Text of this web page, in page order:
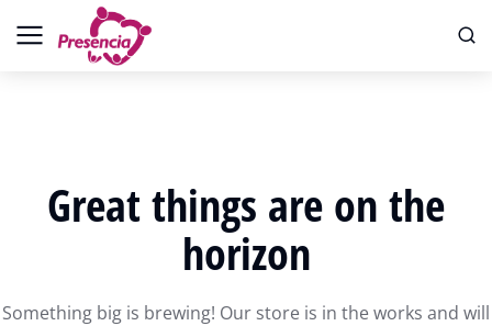
Great things are on the
horizon
Something big is brewing! Our store is in the works and will